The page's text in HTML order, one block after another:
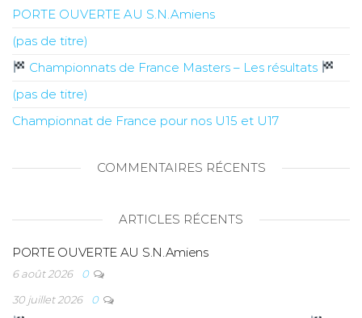
PORTE OUVERTE AU S.N.Amiens
(pas de titre)
Championnats de France Masters – Les résultats
(pas de titre)
Championnat de France pour nos U15 et U17
COMMENTAIRES RÉCENTS
ARTICLES RÉCENTS
PORTE OUVERTE AU S.N.Amiens
6 août 2026
0
30 juillet 2026
0